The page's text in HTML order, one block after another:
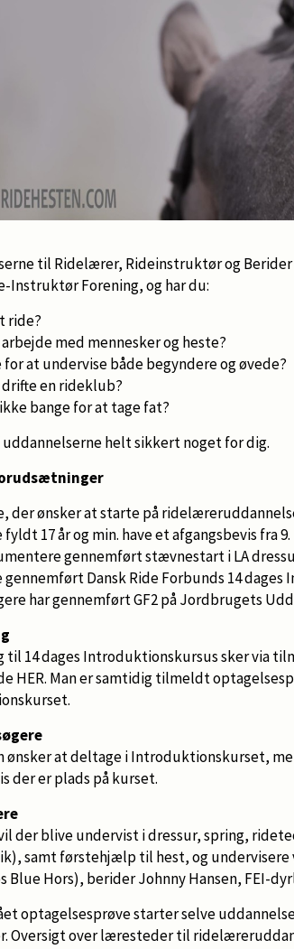
til Ridelærer, Rideinstruktør og
Instruktør Forening, og har du:
ride?
med mennesker og heste?
for at undervise både begyndere og øvede?
en rideklub?
bange for at tage fat?
uddannelserne helt sikkert noget for dig.
der ønsker at starte på
17 år og min. have et afgangsbevis fra
gennemført stævnestart i LA
gennemført Dansk Ride Forbunds 14
har gennemført GF2 på Jordbrugets
til 14 dages Introduktionskursus sker via
HER. Man er samtidig tilmeldt
ønsker at deltage i Introduktionskurset,
der er plads på kurset.
der blive undervist i dressur, spring,
samt førstehjælp til hest, og
Blue Hors), berider Johnny Hansen, FEI-
optagelsesprøve starter selve
Oversigt over læresteder til